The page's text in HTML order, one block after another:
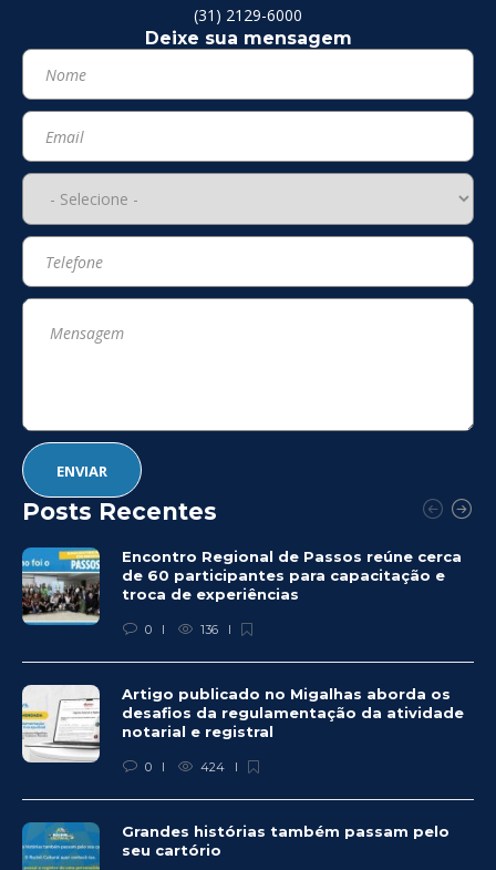
(31) 2129-6000
Deixe sua mensagem
Posts Recentes
Encontro Regional de Passos reúne cerca
de 60 participantes para capacitação e
troca de experiências
0 136
Artigo publicado no Migalhas aborda os
desafios da regulamentação da atividade
notarial e registral
0 424
Grandes histórias também passam pelo
seu cartório